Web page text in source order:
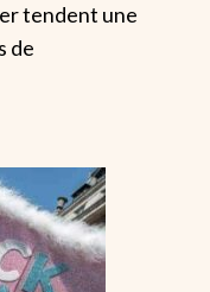
tendent une
de